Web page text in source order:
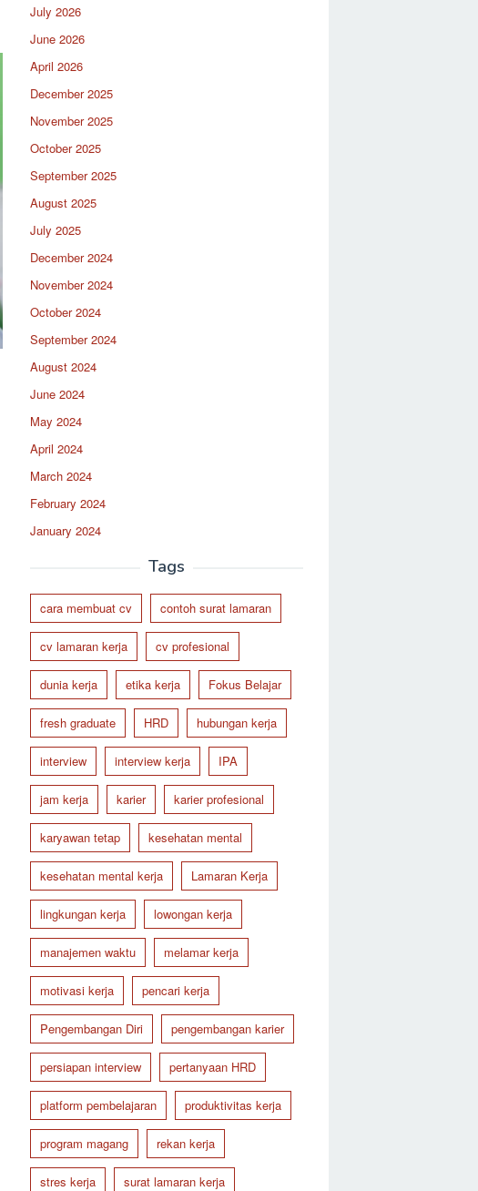
July 2026
June 2026
April 2026
December 2025
November 2025
October 2025
September 2025
August 2025
July 2025
December 2024
November 2024
October 2024
September 2024
August 2024
June 2024
May 2024
April 2024
March 2024
February 2024
January 2024
Tags
cara membuat cv contoh surat lamaran
cv lamaran kerja cv profesional
dunia kerja etika kerja Fokus Belajar
fresh graduate HRD hubungan kerja
interview interview kerja IPA
jam kerja karier karier profesional
karyawan tetap kesehatan mental
kesehatan mental kerja Lamaran Kerja
lingkungan kerja lowongan kerja
manajemen waktu melamar kerja
motivasi kerja pencari kerja
Pengembangan Diri pengembangan karier
persiapan interview pertanyaan HRD
platform pembelajaran produktivitas kerja
program magang rekan kerja
stres kerja surat lamaran kerja